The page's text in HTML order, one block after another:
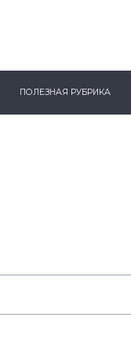
ПОЛЕЗНАЯ РУБРИКА